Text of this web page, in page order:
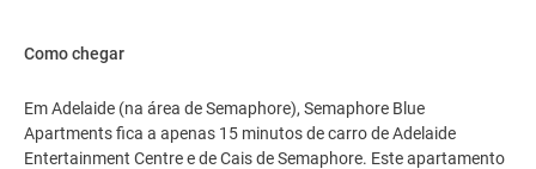
Como chegar
Em Adelaide (na área de Semaphore), Semaphore Blue
Apartments fica a apenas 15 minutos de carro de Adelaide
Entertainment Centre e de Cais de Semaphore. Este apartamento